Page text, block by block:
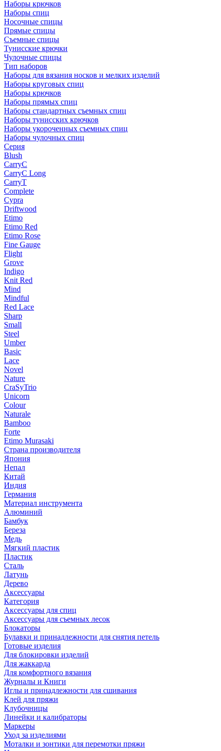
Наборы крючков
Наборы спиц
Носочные спицы
Прямые спицы
Съемные спицы
Тунисские крючки
Чулочные спицы
Тип наборов
Наборы для вязания носков и мелких изделий
Наборы круговых спиц
Наборы крючков
Наборы прямых спиц
Наборы стандартных съемных спиц
Наборы тунисских крючков
Наборы укороченных съемных спиц
Наборы чулочных спиц
Серия
Blush
CarryC
CarryC Long
CarryT
Complete
Cypra
Driftwood
Etimo
Etimo Red
Etimo Rose
Fine Gauge
Flight
Grove
Indigo
Knit Red
Mind
Mindful
Red Lace
Sharp
Small
Steel
Umber
Basic
Lace
Novel
Nature
CraSyTrio
Unicorn
Colour
Naturale
Bamboo
Forte
Etimo Murasaki
Страна производителя
Япония
Непал
Китай
Индия
Германия
Материал инструмента
Алюминий
Бамбук
Береза
Медь
Мягкий пластик
Пластик
Сталь
Латунь
Дерево
Аксессуары
Категория
Аксессуары для спиц
Аксессуары для съемных лесок
Блокаторы
Булавки и принадлежности для снятия петель
Готовые изделия
Для блокировки изделий
Для жаккарда
Для комфортного вязания
Журналы и Книги
Иглы и принадлежности для сшивания
Клей для пряжи
Клубочницы
Линейки и калибраторы
Маркеры
Уход за изделиями
Моталки и зонтики для перемотки пряжи